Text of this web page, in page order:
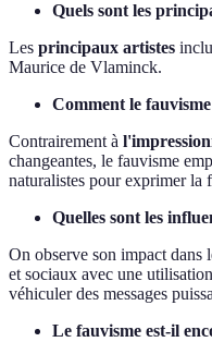
Quels sont les
Les principaux artistes
Maurice de Vlaminck.
Comment le
Contrairement à
changeantes, le fauvisme
naturalistes pour exprimer la
Quelles sont les
On observe son impact dans
et sociaux avec une
véhiculer des messages
Le fauvisme est-il